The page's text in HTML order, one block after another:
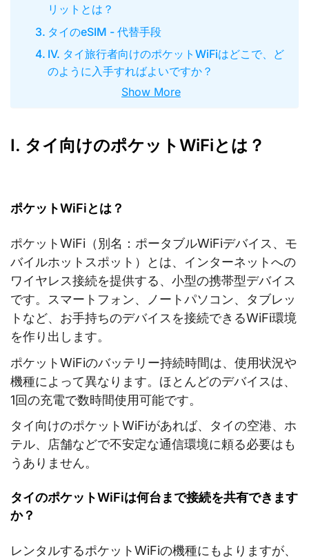
リットとは？
タイのeSIM - 代替手段
IV. タイ旅行者向けのポケットWiFiはどこで、ど
のように入手すればよいですか？
Show More
I. タイ向けのポケットWiFiとは？
ポケットWiFiとは？
ポケットWiFi（別名：ポータブルWiFiデバイス、モ
バイルホットスポット）とは、インターネットへの
ワイヤレス接続を提供する、小型の携帯型デバイス
です。スマートフォン、ノートパソコン、タブレッ
トなど、お手持ちのデバイスを接続できるWiFi環境
を作り出します。
ポケットWiFiのバッテリー持続時間は、使用状況や
機種によって異なります。ほとんどのデバイスは、
1回の充電で数時間使用可能です。
タイ向けのポケットWiFiがあれば、タイの空港、ホ
テル、店舗などで不安定な通信環境に頼る必要はも
うありません。
タイのポケットWiFiは何台まで接続を共有できます
か？
レンタルするポケットWiFiの機種にもよりますが、